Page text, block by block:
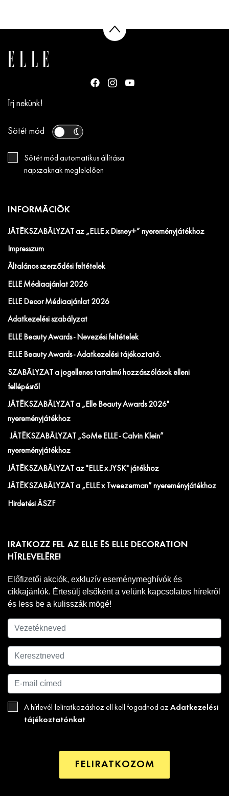
Írj nekünk!
Sötét mód
Sötét mód automatikus állítása
napszaknak megfelelően
INFORMÁCIÓK
JÁTÉKSZABÁLYZAT az „ELLE x Disney+” nyereményjátékhoz
Impresszum
Általános szerződési feltételek
ELLE Médiaajánlat 2026
ELLE Decor Médiaajánlat 2026
Adatkezelési szabályzat
ELLE Beauty Awards - Nevezési feltételek
ELLE Beauty Awards - Adatkezelési tájékoztató.
SZABÁLYZAT a jogellenes tartalmú hozzászólások elleni
fellépésről
JÁTÉKSZABÁLYZAT a „Elle Beauty Awards 2026"
nyereményjátékhoz
JÁTÉKSZABÁLYZAT „SoMe ELLE - Calvin Klein”
nyereményjátékhoz
JÁTÉKSZABÁLYZAT az "ELLE x JYSK" játékhoz
JÁTÉKSZABÁLYZAT a „ELLE x Tweezerman” nyereményjátékhoz
Hirdetési ÁSZF
IRATKOZZ FEL AZ ELLE ÉS ELLE DECORATION
HÍRLEVELÉRE!
Előfizetői akciók, exkluzív eseménymeghívók és
cikkajánlók. Értesülj elsőként a velünk kapcsolatos hírekről
és less be a kulisszák mögé!
A hírlevél feliratkozáshoz ell kell fogadnod az Adatkezelési
tájékoztatónkat.
FELIRATKOZOM